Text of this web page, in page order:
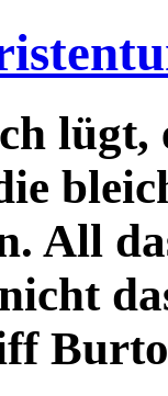
All